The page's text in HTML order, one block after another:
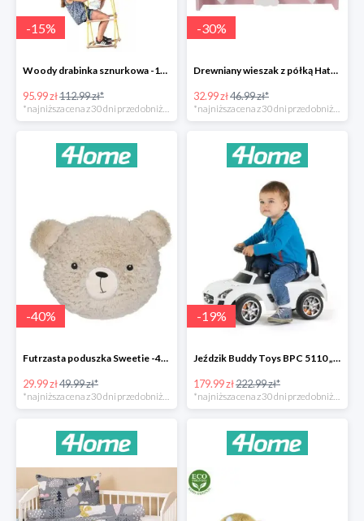
-15%
Woody drabinka sznurkowa -15%
95.99 zł112.99 zł*
-30%
Drewniany wieszak z półką Hatu, kot -30%
32.99 zł46.99 zł*
-40%
Futrzasta poduszka Sweetie -40%
29.99 zł49.99 zł*
*najniższa cena z 30 dni przed obniżką
-19%
Jeździk Buddy Toys BPC 5110 „Mercedes Benz SLS” -20%
179.99 zł222.99 zł*
*najniższa cena z 30 dni przed obniżką